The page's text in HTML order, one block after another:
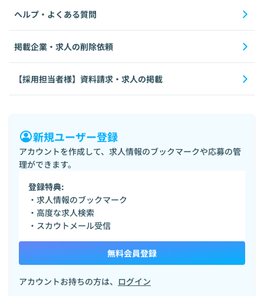
ヘルプ・よくある質問
掲載企業・求人の削除依頼
【採用担当者様】資料請求・求人の掲載
新規ユーザー登録
アカウントを作成して、求人情報のブックマークや応募の管
理ができます。
登録特典:
・求人情報のブックマーク
・高度な求人検索
・スカウトメール受信
無料会員登録
アカウントお持ちの方は、 ログイン